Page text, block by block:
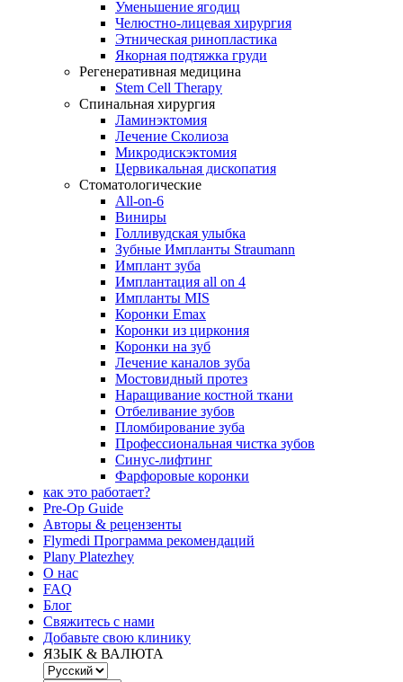
Уменьшение ягодиц
Челюстно-лицевая хирургия
Этническая ринопластика
Якорная подтяжка груди
Регенеративная медицина
Stem Cell Therapy
Спинальная хирургия
Ламинэктомия
Лечение Сколиоза
Микродискэктомия
Цервикальная дископатия
Стоматологические
All-on-6
Виниры
Голливудская улыбка
Зубные Импланты Straumann
Имплант зуба
Имплантация all on 4
Импланты MIS
Коронки Emax
Коронки из циркония
Коронки на зуб
Лечение каналов зуба
Мостовидный протез
Наращивание костной ткани
Отбеливание зубов
Пломбирование зуба
Профессиональная чистка зубов
Синус-лифтинг
Фарфоровые коронки
как это работает?
Pre-Op Guide
Авторы & рецензенты
Flymedi Программа рекомендаций
Plany Platezhey
О нас
FAQ
Блог
Свяжитесь с нами
Добавьте свою клинику
ЯЗЫК & ВАЛЮТА